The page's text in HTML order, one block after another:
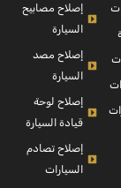
إصلاح مصابيح
السيارة
إصلاح مصد
السيارة
إصلاح لوحة
قيادة السيارة
إصلاح تصادم
السيارات